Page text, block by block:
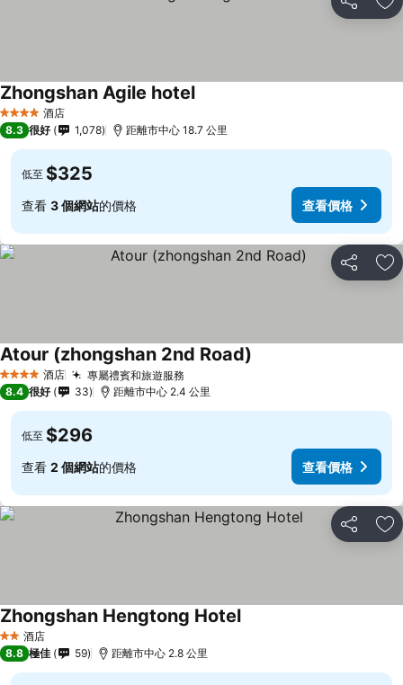
分享 放
4 星級 酒店
Zhongshan Agile hotel
8.3 很好 1,078 距離市中心 18.7 公里
低至 $325
查看 3 個網站的價格 查看價格
分享 放
4 星級 酒店 專屬禮賓和旅遊服務
Atour (zhongshan 2nd Road)
8.4 很好 33 距離市中心 2.4 公里
低至 $296
查看 2 個網站的價格 查看價格
分享 放
2 星級酒店
Zhongshan Hengtong Hotel
8.8 極佳 59 距離市中心 2.8 公里